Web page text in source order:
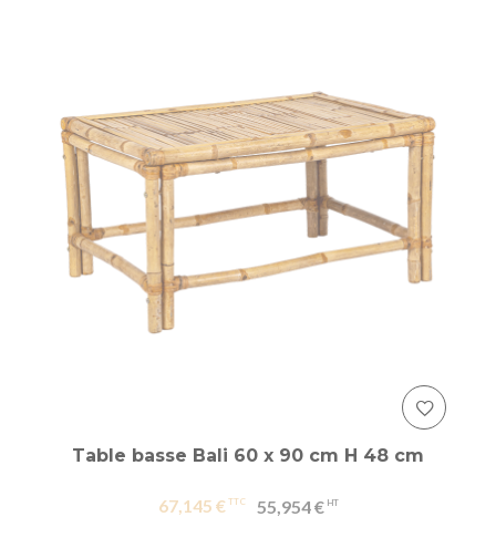
Table basse Bali 60 x 90 cm H 48 cm
67,145 € 55,954 €